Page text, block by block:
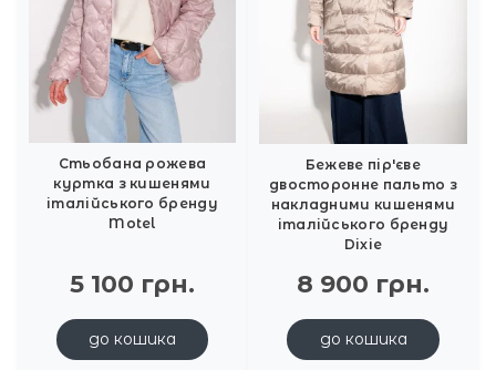
Стьобана рожева
куртка з кишенями
італійського бренду
Motel
5 100 грн.
до кошика
Бежеве пір'єве
двосторонне пальто з
накладними кишенями
італійського бренду
Dixie
8 900 грн.
до кошика